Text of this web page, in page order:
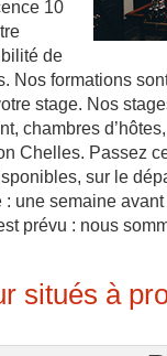
10
de
Nos formations
stage. Nos
chambres
Chelles. Passez
sur le
une semaine
prévu : nous
situés à